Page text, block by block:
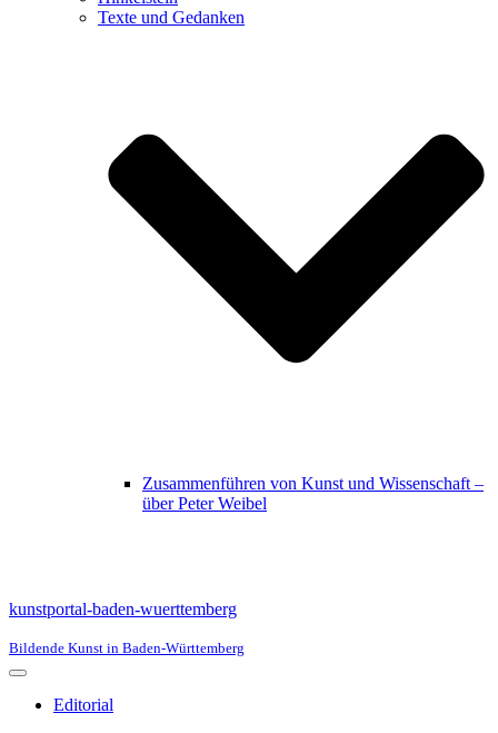
Texte und Gedanken
Zusammenführen von Kunst und Wissenschaft –
über Peter Weibel
kunstportal-baden-wuerttemberg
Bildende Kunst in Baden-Württemberg
Navigationsmenü
Editorial